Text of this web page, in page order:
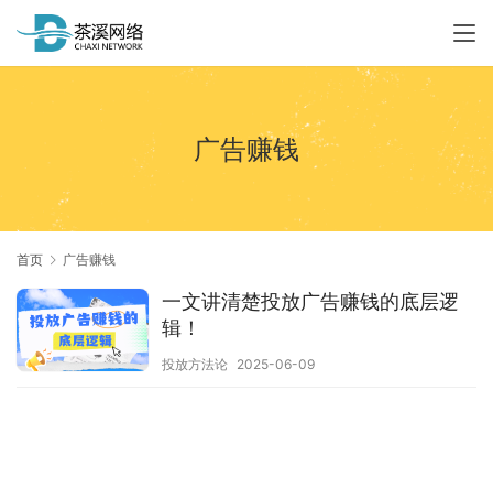
广告赚钱
首页 广告赚钱
一文讲清楚投放广告赚钱的底层逻
辑！
投放方法论 2025-06-09